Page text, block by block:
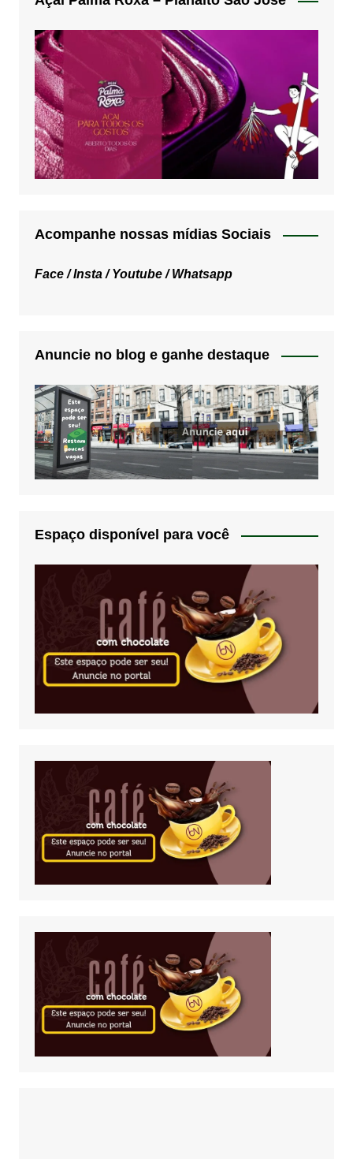
Acompanhe nossas mídias Sociais
Face /Insta /Youtube /Whatsapp
Anuncie no blog e ganhe destaque
Espaço disponível para você